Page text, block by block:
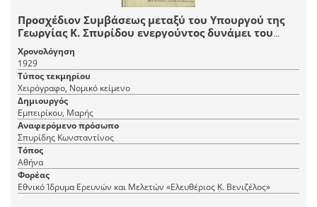
Προσχέδιον Συμβάσεως μεταξύ του Υπουργού της
Γεωργίας Κ. Σπυρίδου ενεργούντος δυνάμει του
νόμου 4406 "περί επιστημονικής εκμεταλλεύσεως
αυτοκαλλιεργουμένων κτημάτων αφ' ενός και αφ'
ετέρου του ιδιοκτήτου των νησίδων "Πεταλιοί"
Μαρή Εμπειρίκου.
Χρονολόγηση
1929
Τύπος τεκμηρίου
Χειρόγραφο, Νομικό κείμενο
Δημιουργός
Εμπειρίκου, Μαρής
Αναφερόμενο πρόσωπο
Σπυρίδης Κωνσταντίνος
Τόπος
Αθήνα
Φορέας
Εθνικό Ίδρυμα Ερευνών και Μελετών «Ελευθέριος Κ. Βενιζέλος»